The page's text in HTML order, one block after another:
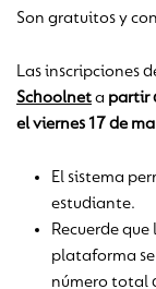
Son gratuitos y
Las inscripciones
Schoolneta partir
el viernes 17 de
El sistema
estudiante.
Recuerde
plataforma
número total